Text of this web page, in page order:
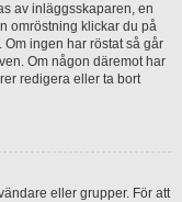
av inläggsskaparen, en
omröstning klickar du på
ingen har röstat så går
Om någon däremot har
redigera eller ta bort
eller grupper. För att